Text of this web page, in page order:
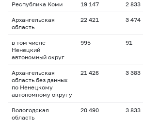
Республика Коми 19 147 2 833
Архангельская
область
22 421 3 474
в том числе
Ненецкий
автономный округ
995 91
Архангельская
область без данных
по Ненецкому
автономному округу
21 426 3 383
Вологодская
область
20 490 3 833